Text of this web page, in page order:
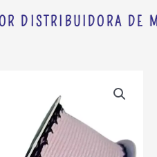
DISTRIBUIDORA DE